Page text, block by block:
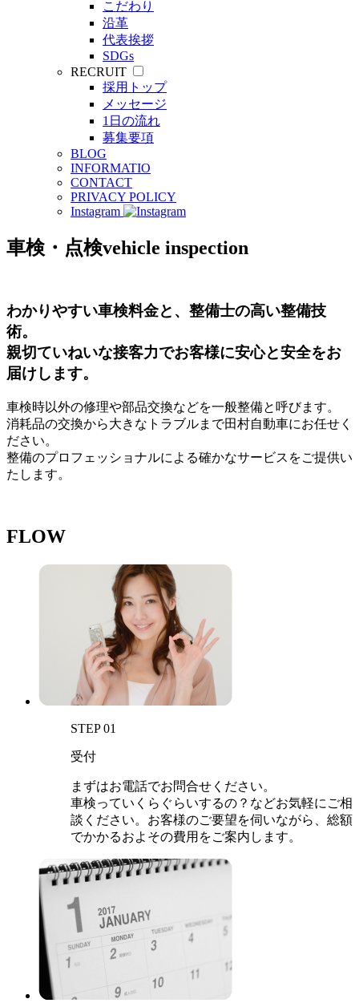
こだわり
沿革
代表挨拶
SDGs
RECRUIT
採用トップ
メッセージ
1日の流れ
募集要項
BLOG
INFORMATIO
CONTACT
PRIVACY POLICY
Instagram
車検・点検vehicle inspection
わかりやすい車検料金と、整備士の高い整備技
術。
親切ていねいな接客力でお客様に安心と安全をお
届けします。
車検時以外の修理や部品交換などを一般整備と呼びます。
消耗品の交換から大きなトラブルまで田村自動車にお任せく
ださい。
整備のプロフェッショナルによる確かなサービスをご提供い
たします。
FLOW
STEP 01
受付
まずはお電話でお問合せください。
車検っていくらぐらいするの？などお気軽にご相
談ください。お客様のご要望を伺いながら、総額
でかかるおよその費用をご案内します。